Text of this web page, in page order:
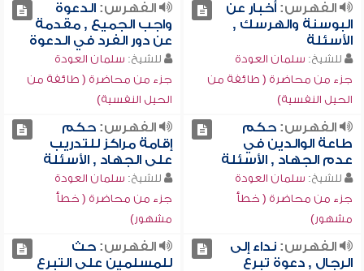
الفهرس:أخبار عن
البوسنة والهرسك ,
الأسئلة
للشيخ: سلمان العودة
جزء من محاضرة ( طائفة من
الحيل النفسية)
الفهرس:الدعوة
واجب الجميع , مقدمة
عن دور الفرد في الدعوة
للشيخ: سلمان العودة
جزء من محاضرة ( طائفة من
الحيل النفسية)
الفهرس:حكم
طاعة الوالدين في
عدم الجهاد , الأسئلة
للشيخ: سلمان العودة
جزء من محاضرة ( خطأ
مشهور)
الفهرس:حكم
إقامة مراكز للتدريب
على الجهاد , الأسئلة
للشيخ: سلمان العودة
جزء من محاضرة ( خطأ
مشهور)
الفهرس:نداء إلى
الرجال , دعوة تبرع
الفهرس:حث
للمسلمين على التبرع